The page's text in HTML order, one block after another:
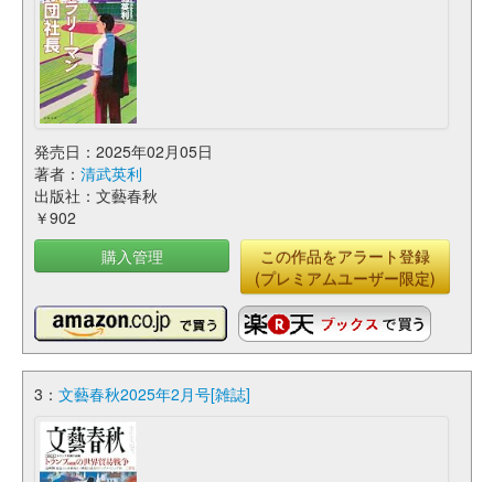
発売日：2025年02月05日
著者： 清武英利
出版社：文藝春秋
￥902
購入管理
この作品をアラート登録
(プレミアムユーザー限定)
3： 文藝春秋2025年2月号[雑誌]